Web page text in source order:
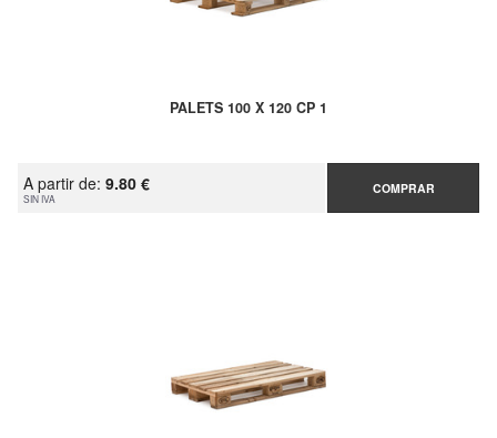
PALETS 100 X 120 CP 1
A partir de: 9.80 €
SIN IVA
COMPRAR